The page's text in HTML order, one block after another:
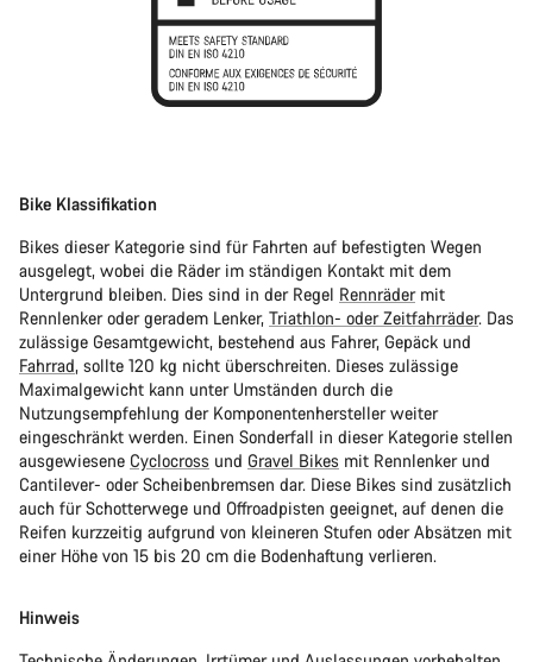
Bike Klassifikation
Bikes dieser Kategorie sind für Fahrten auf befestigten Wegen
ausgelegt, wobei die Räder im ständigen Kontakt mit dem
Untergrund bleiben. Dies sind in der Regel Rennrädermit
Rennlenker oder geradem Lenker, Triathlon- oder Zeitfahrräder. Das
zulässige Gesamtgewicht, bestehend aus Fahrer, Gepäck und
Fahrrad, sollte 120 kg nicht überschreiten. Dieses zulässige
Maximalgewicht kann unter Umständen durch die
Nutzungsempfehlung der Komponentenhersteller weiter
eingeschränkt werden. Einen Sonderfall in dieser Kategorie stellen
ausgewiesene Cyclocross und Gravel Bikes mit Rennlenker und
Cantilever- oder Scheibenbremsen dar. Diese Bikes sind zusätzlich
auch für Schotterwege und Offroadpisten geeignet, auf denen die
Reifen kurzzeitig aufgrund von kleineren Stufen oder Absätzen mit
einer Höhe von 15 bis 20 cm die Bodenhaftung verlieren.
Hinweis